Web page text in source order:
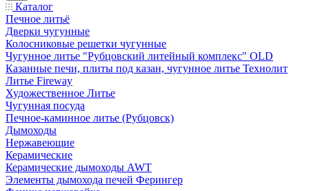
Каталог
Печное литьё
Дверки чугунные
Колосниковые решетки чугунные
Чугунное литье "Рубцовский литейный комплекс" OLD
Казанные печи, плиты под казан, чугунное литье Технолит
Литье Fireway
Художественное Литье
Чугунная посуда
Печное-каминное литье (Рубцовск)
Дымоходы
Нержавеющие
Керамические
Керамические дымоходы AWT
Элементы дымохода печей Ферингер